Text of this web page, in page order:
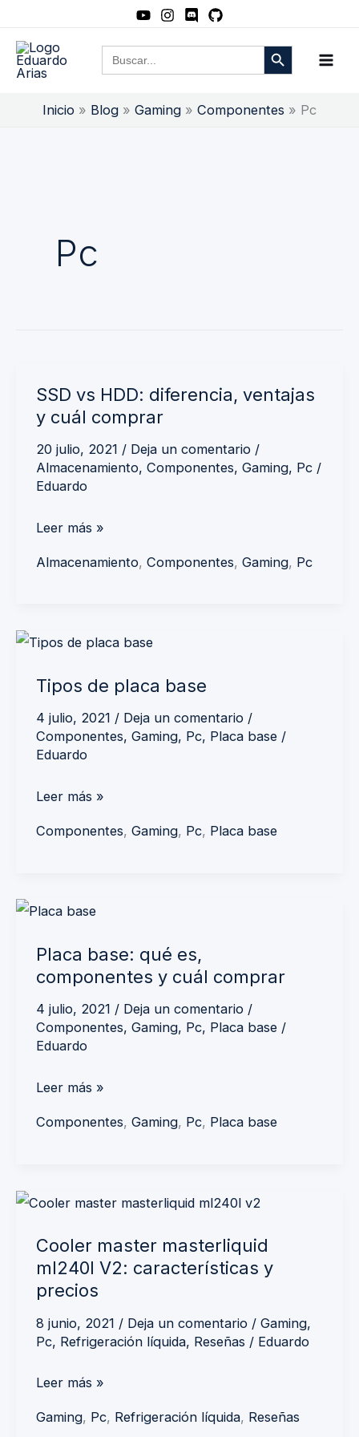
contenido
Buscar: Botón de búsqueda
Inicio Blog Gaming Componentes Pc
Pc
SSD vs HDD: diferencia, ventajas
y cuál comprar
20 julio, 2021 / Deja un comentario /
Almacenamiento, Componentes, Gaming, Pc/
Eduardo
vs
HDD:
diferencia,
ventajas
y
Leer más »
Almacenamiento, Componentes, Gaming, Pc
Tipos de placa base
4 julio, 2021 / Deja un comentario /
Componentes, Gaming, Pc, Placa base/
Eduardo
Tipos
placa
base
Leer más »
Componentes, Gaming, Pc, Placa base
Placa base: qué es,
componentes y cuál comprar
4 julio, 2021 / Deja un comentario /
Componentes, Gaming, Pc, Placa base/
Eduardo
Placa
qué
es,
componentes
y
cuál
comprar
Leer más »
Componentes, Gaming, Pc, Placa base
Cooler master masterliquid
ml240l V2: características y
precios
8 junio, 2021 / Deja un comentario / Gaming,
Pc, Refrigeración líquida, Reseñas / Eduardo
Cooler
masterliquid
ml240l
V2:
características
y
Leer más »
Gaming, Pc, Refrigeración líquida, Reseñas